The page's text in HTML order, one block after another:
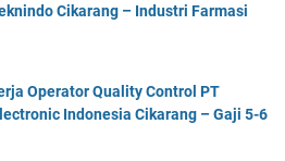
Cikarang – Industri Farmasi
Operator Quality Control PT
Indonesia Cikarang – Gaji 5-6